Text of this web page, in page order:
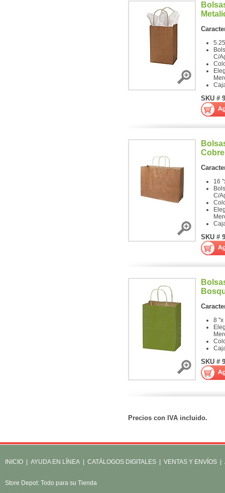
C/
SKU #
Cobre
16
C/
SKU #
8 "x
SKU #
Precios con IVA incluido.
INICIO AYUDA EN LÍNEA CATÁLOGOS DIGITALES VENTAS Y ENVÍOS
Store Depot: Todo para su Tienda